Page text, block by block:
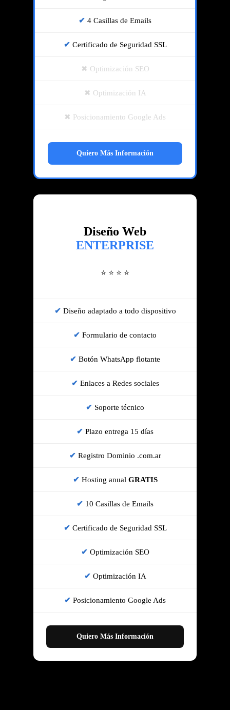
4 Casillas de Emails
Certificado de Seguridad SSL
Optimización SEO
Optimización IA
Posicionamiento Google Ads
Quiero Más Información
Diseño Web
ENTERPRISE
⭐ ⭐ ⭐ ⭐
Diseño adaptado a todo dispositivo
Formulario de contacto
Botón WhatsApp flotante
Enlaces a Redes sociales
Soporte técnico
Plazo entrega 15 días
Registro Dominio .com.ar
Hosting anual GRATIS
10 Casillas de Emails
Certificado de Seguridad SSL
Optimización SEO
Optimización IA
Posicionamiento Google Ads
Quiero Más Información